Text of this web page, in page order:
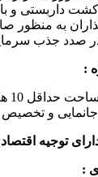
داربستی و با
به منظور
صدد جذب
:
توجیه
: